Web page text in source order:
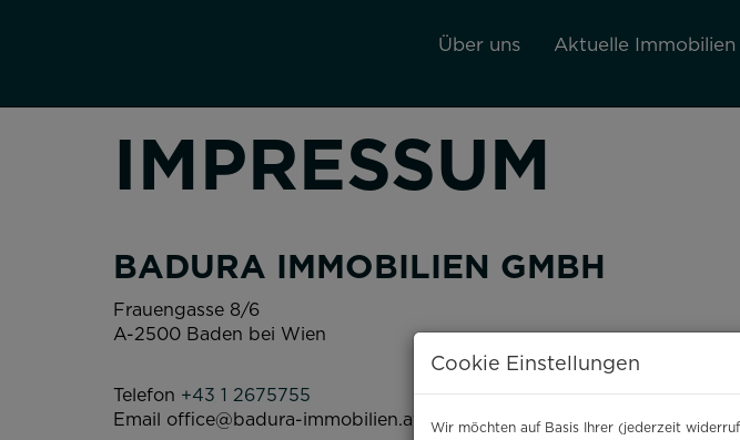
Über uns Aktuelle Immobilien
IMPRESSUM
BADURA IMMOBILIEN GMBH
Frauengasse 8/6
A-2500 Baden bei Wien
Telefon +43 1 2675755
Email office@badura-immobilien.at
Cookie Einstellungen
Wir möchten auf Basis Ihrer (jederzeit